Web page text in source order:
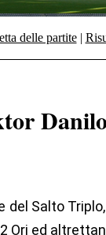
delle partite|
del Salto
Ori ed